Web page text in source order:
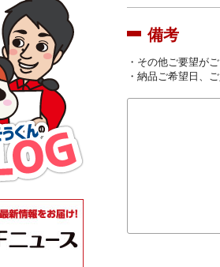
備考
・その他ご要望が
・納品ご希望日、